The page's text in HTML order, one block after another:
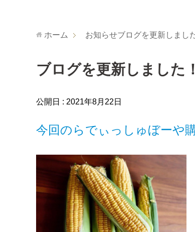
ホーム お知らせブログを更新しまし
ブログを更新しました！
公開日 : 2021年8月22日
今回のらでぃっしゅぼーや